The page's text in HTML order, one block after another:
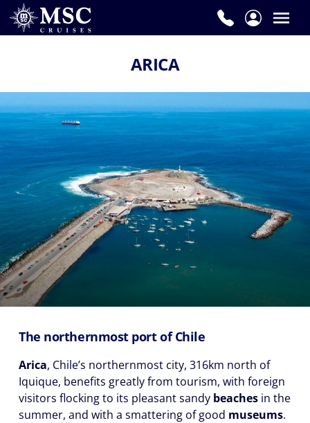
ARICA
The northernmost port of Chile
Arica, Chile’s northernmost city, 316km north of
Iquique, benefits greatly from tourism, with foreign
visitors flocking to its pleasant sandy beaches in the
summer, and with a smattering of good museums.